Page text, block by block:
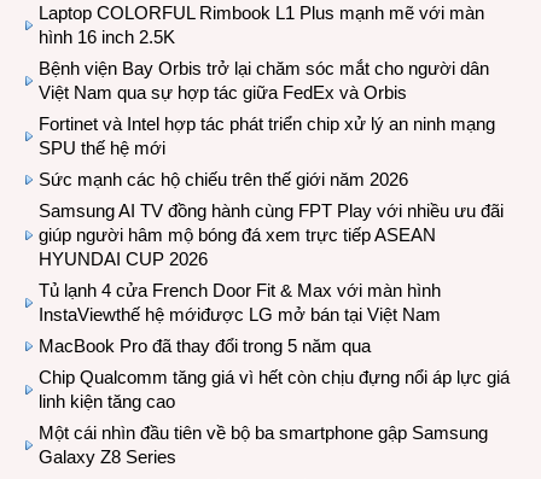
Laptop COLORFUL Rimbook L1 Plus mạnh mẽ với màn
hình 16 inch 2.5K
Bệnh viện Bay Orbis trở lại chăm sóc mắt cho người dân
Việt Nam qua sự hợp tác giữa FedEx và Orbis
Fortinet và Intel hợp tác phát triển chip xử lý an ninh mạng
SPU thế hệ mới
Sức mạnh các hộ chiếu trên thế giới năm 2026
Samsung AI TV đồng hành cùng FPT Play với nhiều ưu đãi
giúp người hâm mộ bóng đá xem trực tiếp ASEAN
HYUNDAI CUP 2026
Tủ lạnh 4 cửa French Door Fit & Max với màn hình
InstaViewthế hệ mớiđược LG mở bán tại Việt Nam
MacBook Pro đã thay đổi trong 5 năm qua
Chip Qualcomm tăng giá vì hết còn chịu đựng nổi áp lực giá
linh kiện tăng cao
Một cái nhìn đầu tiên về bộ ba smartphone gập Samsung
Galaxy Z8 Series